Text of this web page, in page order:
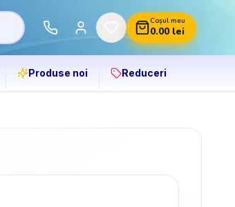
Coșul meu
0.00lei
Produse noi Reduceri